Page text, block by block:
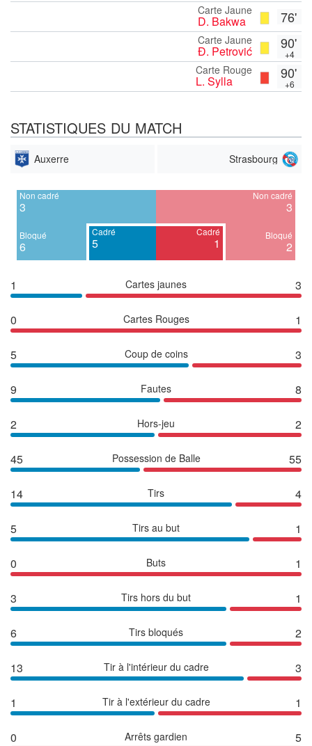
76'
Carte Jaune
D. Bakwa
90'
+4
Carte Jaune
Đ. Petrović
90'
+6
Carte Rouge
L. Sylla
STATISTIQUES DU MATCH
Auxerre Strasbourg
Non cadré
3
Bloqué
6
Cadré
5
Cadré
1
Non cadré
3
Bloqué
2
1 Cartes jaunes 3
0 Cartes Rouges 1
5 Coup de coins 3
9 Fautes 8
2 Hors-jeu 2
45 Possession de Balle 55
14 Tirs 4
5 Tirs au but 1
0 Buts 1
3 Tirs hors du but 1
6 Tirs bloqués 2
13 Tir à l'intérieur du cadre 3
1 Tir à l'extérieur du cadre 1
0 Arrêts gardien 5